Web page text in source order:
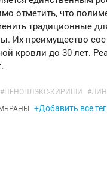
отметить, что
традиционные
Их преимущество
кровли до 30 лет.
#ПЕНОПЛЭКС-КИРИШИ #
+Добавить все